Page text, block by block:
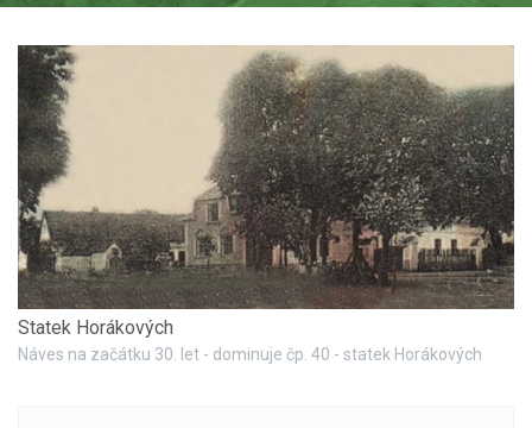
Statek Horákových
Náves na začátku 30. let - dominuje čp. 40 - statek Horákových